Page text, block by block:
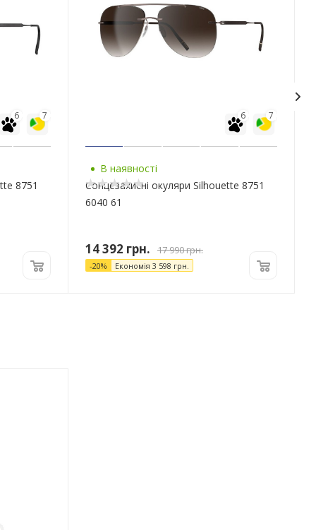
7
6
8751
7
6
В наявності
Сонцезахисні окуляри Silhouette 8751
6040 61
14 392 грн. 17 990грн.
-20% Економія 3 598 грн.